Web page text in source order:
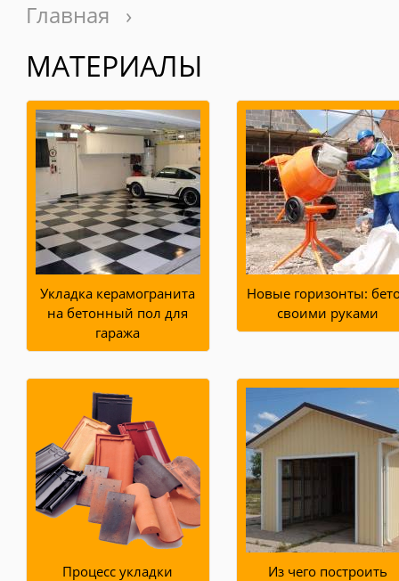
Главная ›
МАТЕРИАЛЫ
Укладка керамогранита
на бетонный пол для
гаража
Новые горизонты:
своими руками
Процесс укладки
Из чего построить